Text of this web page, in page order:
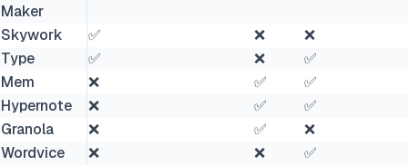
Maker
Skywork ✅ ❌
❌
Type
✅ ❌
✅
Mem
❌ ✅
✅
Hypernote
❌ ✅
✅
Granola
❌ ✅
❌
Wordvice
❌ ❌
✅